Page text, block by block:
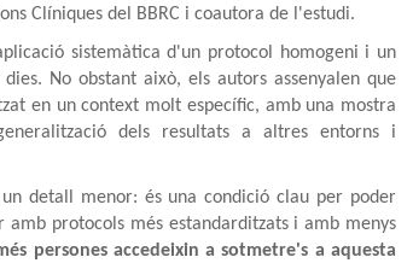
Clíniques del BBRC i coautora de l'estudi.
sistemàtica d'un protocol homogeni i un
No obstant això, els autors assenyalen que
en un context molt específic, amb una mostra
dels resultats a altres entorns i
detall menor: és una condició clau per poder
protocols més estandarditzats i amb menys
persones accedeixin a sotmetre's a aquesta